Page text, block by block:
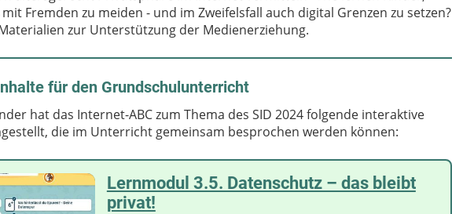
Fremden zu meiden - und im Zweifelsfall auch digital Grenzen zu setzen?
zur Unterstützung der Medienerziehung.
für den Grundschulunterricht
hat das Internet-ABC zum Thema des SID 2024 folgende interaktive
die im Unterricht gemeinsam besprochen werden können:
Lernmodul 3.5. Datenschutz – das bleibt
privat!